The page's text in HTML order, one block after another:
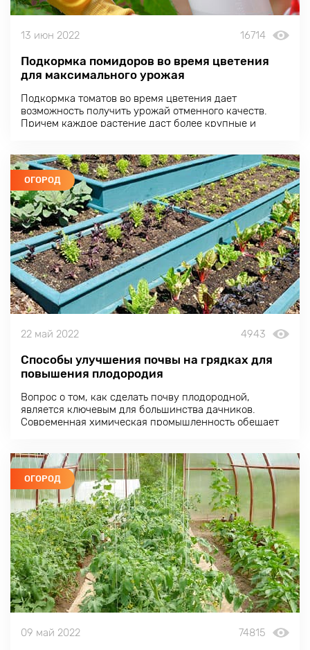
13 июн 2022 16714
Подкормка помидоров во время цветения
для максимального урожая
Подкормка томатов во время цветения дает
возможность получить урожай отменного качеств.
Причем каждое растение даст более крупные и
ОГОРОД
22 май 2022 4943
Способы улучшения почвы на грядках для
повышения плодородия
Вопрос о том, как сделать почву плодородной,
является ключевым для большинства дачников.
Современная химическая промышленность обещает
ОГОРОД
09 май 2022 74815